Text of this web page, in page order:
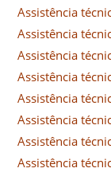
Assistência
Assistência
Assistência
Assistência
Assistência
Assistência
Assistência
Assistência